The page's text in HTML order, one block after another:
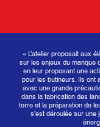
« L’atelier proposait aux
sur les enjeux du manque
en leur proposant une
pour les butineurs. Ils ont
avec une grande
dans la fabrication des
terre et la préparation de
s’est déroulée sur une